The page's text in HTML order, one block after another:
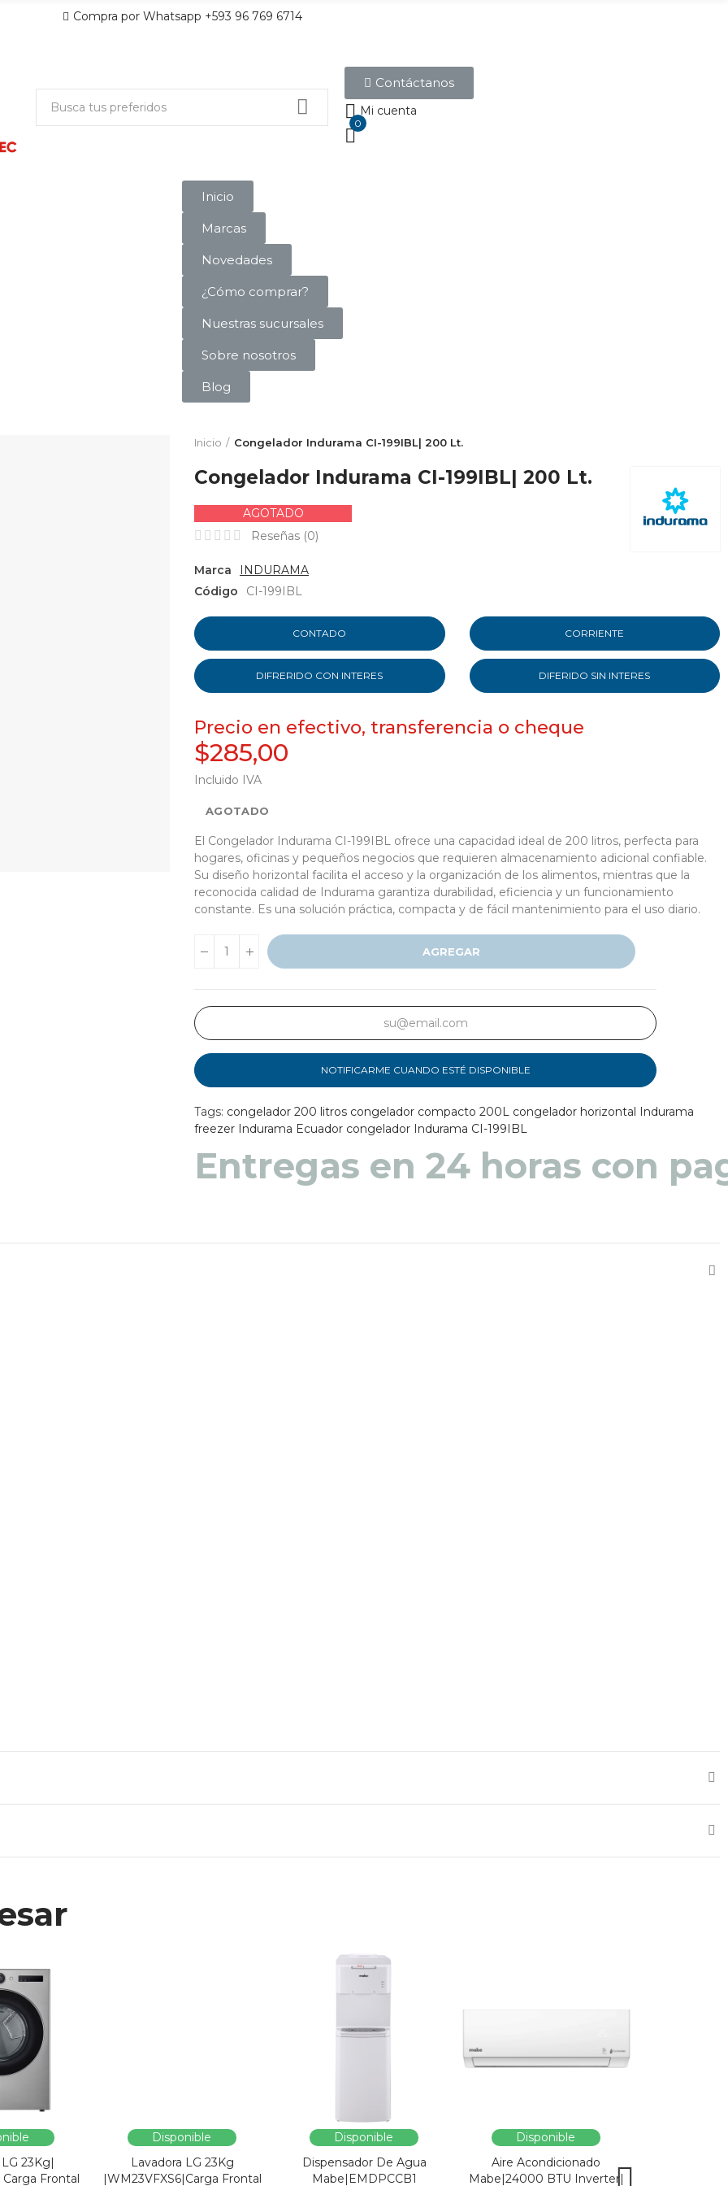
Compra por Whatsapp +593 96 769 6714
Contáctanos
Mi cuenta
0
Inicio
Marcas
Novedades
¿Cómo comprar?
Nuestras sucursales
Sobre nosotros
Blog
Inicio Congelador Indurama CI-199IBL| 200 Lt.
Congelador Indurama CI-199IBL| 200 Lt.
AGOTADO
Reseñas (0)
Marca
INDURAMA
Código
CI-199IBL
CONTADO CORRIENTE
DIFRERIDO CON INTERES DIFERIDO SIN INTERES
Precio en efectivo, transferencia o cheque
$285,00
Incluido IVA
AGOTADO
El Congelador Indurama CI-199IBL ofrece una capacidad ideal de 200 litros, perfecta para
hogares, oficinas y pequeños negocios que requieren almacenamiento adicional confiable.
Su diseño horizontal facilita el acceso y la organización de los alimentos, mientras que la
reconocida calidad de Indurama garantiza durabilidad, eficiencia y un funcionamiento
constante. Es una solución práctica, compacta y de fácil mantenimiento para el uso diario.
AGREGAR
NOTIFICARME CUANDO ESTÉ DISPONIBLE
Tags: congelador 200 litros congelador compacto 200L congelador horizontal Indurama
freezer Indurama Ecuador congelador Indurama CI-199IBL
Entregas en 48 a 72 horas
23Kg|
Carga Frontal
Disponible
Lavadora LG 23Kg
|WM23VFXS6|Carga Frontal
Disponible
Dispensador De Agua
Mabe|EMDPCCB1
Disponible
Aire Acondicionado
Mabe|24000 BTU Inverter|